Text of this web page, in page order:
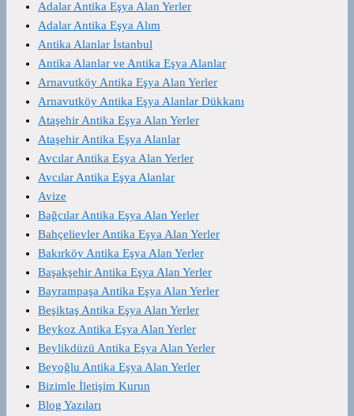
Adalar Antika Eşya Alan Yerler
Adalar Antika Eşya Alım
Antika Alanlar İstanbul
Antika Alanlar ve Antika Eşya Alanlar
Arnavutköy Antika Eşya Alan Yerler
Arnavutköy Antika Eşya Alanlar Dükkanı
Ataşehir Antika Eşya Alan Yerler
Ataşehir Antika Eşya Alanlar
Avcılar Antika Eşya Alan Yerler
Avcılar Antika Eşya Alanlar
Avize
Bağcılar Antika Eşya Alan Yerler
Bahçelievler Antika Eşya Alan Yerler
Bakırköy Antika Eşya Alan Yerler
Başakşehir Antika Eşya Alan Yerler
Bayrampaşa Antika Eşya Alan Yerler
Beşiktaş Antika Eşya Alan Yerler
Beykoz Antika Eşya Alan Yerler
Beylikdüzü Antika Eşya Alan Yerler
Beyoğlu Antika Eşya Alan Yerler
Bizimle İletişim Kurun
Blog Yazıları